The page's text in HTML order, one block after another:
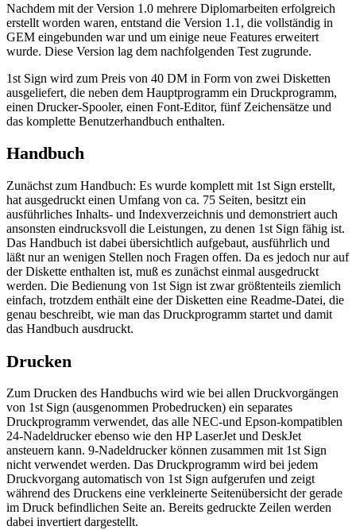
Nachdem mit der Version 1.0 mehrere Diplomarbeiten erfolgreich
erstellt worden waren, entstand die Version 1.1, die vollständig in
GEM eingebunden war und um einige neue Features erweitert
wurde. Diese Version lag dem nachfolgenden Test zugrunde.
1st Sign wird zum Preis von 40 DM in Form von zwei Disketten
ausgeliefert, die neben dem Hauptprogramm ein Druckprogramm,
einen Drucker-Spooler, einen Font-Editor, fünf Zeichensätze und
das komplette Benutzerhandbuch enthalten.
Handbuch
Zunächst zum Handbuch: Es wurde komplett mit 1st Sign erstellt,
hat ausgedruckt einen Umfang von ca. 75 Seiten, besitzt ein
ausführliches Inhalts- und Indexverzeichnis und demonstriert auch
ansonsten eindrucksvoll die Leistungen, zu denen 1st Sign fähig ist.
Das Handbuch ist dabei übersichtlich aufgebaut, ausführlich und
läßt nur an wenigen Stellen noch Fragen offen. Da es jedoch nur auf
der Diskette enthalten ist, muß es zunächst einmal ausgedruckt
werden. Die Bedienung von 1st Sign ist zwar größtenteils ziemlich
einfach, trotzdem enthält eine der Disketten eine Readme-Datei, die
genau beschreibt, wie man das Druckprogramm startet und damit
das Handbuch ausdruckt.
Drucken
Zum Drucken des Handbuchs wird wie bei allen Druckvorgängen
von 1st Sign (ausgenommen Probedrucken) ein separates
Druckprogramm verwendet, das alle NEC-und Epson-kompatiblen
24-Nadeldrucker ebenso wie den HP LaserJet und DeskJet
ansteuern kann. 9-Nadeldrucker können zusammen mit 1st Sign
nicht verwendet werden. Das Druckprogramm wird bei jedem
Druckvorgang automatisch von 1st Sign aufgerufen und zeigt
während des Druckens eine verkleinerte Seitenübersicht der gerade
im Druck befindlichen Seite an. Bereits gedruckte Zeilen werden
dabei invertiert dargestellt.